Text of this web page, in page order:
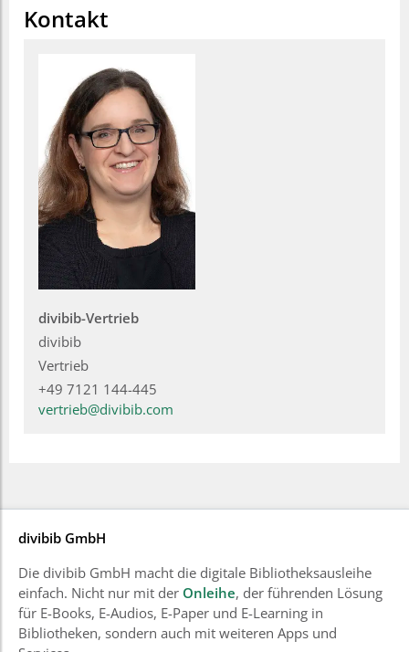
Kontakt
divibib-Vertrieb
divibib
Vertrieb
+49 7121 144-445
vertrieb@divibib.com
divibib GmbH
Die divibib GmbH macht die digitale Bibliotheksausleihe
einfach. Nicht nur mit der Onleihe, der führenden Lösung
für E-Books, E-Audios, E-Paper und E-Learning in
Bibliotheken, sondern auch mit weiteren Apps und